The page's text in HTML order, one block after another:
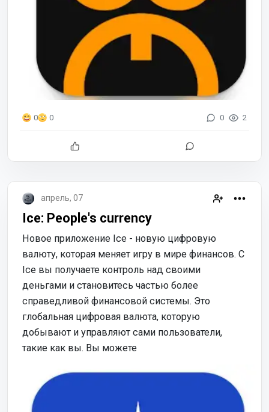
0 0 0 2
апрель, 07
Ice: People's currency
Новое приложение Ice - новую цифровую
валюту, которая меняет игру в мире финансов. С
Ice вы получаете контроль над своими
деньгами и становитесь частью более
справедливой финансовой системы. Это
глобальная цифровая валюта, которую
добывают и управляют сами пользователи,
такие как вы. Вы можете